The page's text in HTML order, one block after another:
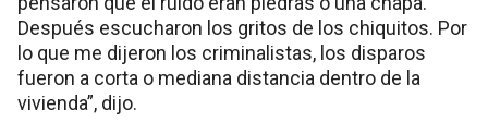
Después escucharon los gritos de los chiquitos. Por
lo que me dijeron los criminalistas, los disparos
fueron a corta o mediana distancia dentro de la
vivienda”, dijo.